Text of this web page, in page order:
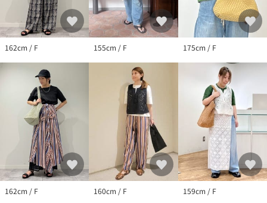
162cm / F 155cm / F 175cm / F
162cm / F 160cm / F 159cm / F